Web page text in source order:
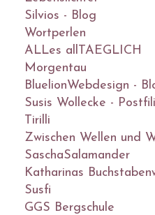
Silvios - Blog
Wortperlen
ALLes allTAEGLICH
Morgentau
BluelionWebdesign -
Susis Wollecke -
Tirilli
Zwischen Wellen und
SaschaSalamander
Katharinas
Susfi
GGS Bergschule